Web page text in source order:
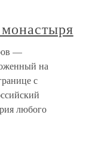
—
на
с
любого